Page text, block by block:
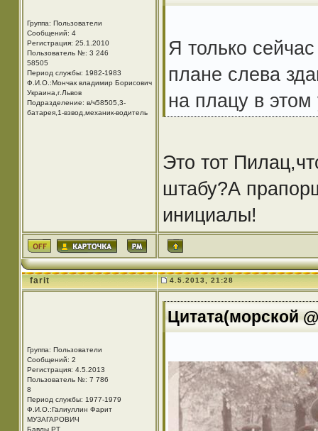
Группа: Пользователи
Сообщений: 4
Регистрация: 25.1.2010
Пользователь №: 3 246
58505
Период службы: 1982-1983
Ф.И.О.:Мончак владимир Борисович
Украина,г.Львов
Подразделение: в/ч58505,3-
батарея,1-взвод,механик-водитель
Я только
плане слева
на плацу в
Это тот
штабу?А
инициалы!
farit 4.5.2013, 21:28
Группа: Пользователи
Сообщений: 2
Регистрация: 4.5.2013
Пользователь №: 7 786
8
Период службы: 1977-1979
Ф.И.О.:Галиуллин Фарит
МУЗАГАРОВИЧ
Бавлы РТ
Цитата(морской